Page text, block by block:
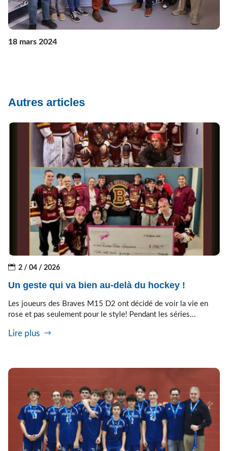
18 mars 2024
Autres articles
2 / 04 / 2026
Un geste qui va bien au-delà du hockey !
Les joueurs des Braves M15 D2 ont décidé de voir la vie en
rose et pas seulement pour le style! Pendant les séries...
Lire plus